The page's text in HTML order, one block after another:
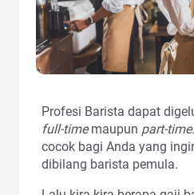
Profesi Barista dapat
full-timemaupun part-time.
cocok bagi Anda yang
dibilang barista pemula.